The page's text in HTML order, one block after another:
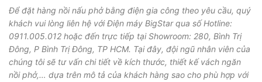
Để đặt hàng nồi nấu phở bằng điện gia công theo yêu cầu, quý
khách vui lòng liên hệ với Điện máy BigStar qua số Hotline:
0911.005.012 hoặc đến trực tiếp tại Showroom: 280, Bình Trị
Đông, P Bình Trị Đông, TP HCM. Tại đây, đội ngũ nhân viên của
chúng tôi sẽ tư vấn chi tiết về kích thước, thiết kế vách ngăn
nồi phở,… dựa trên mô tả của khách hàng sao cho phù hợp với